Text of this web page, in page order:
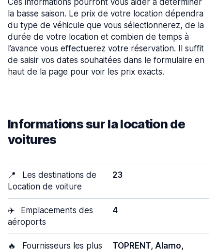
Ces informations pourront vous aider à déterminer
la basse saison. Le prix de votre location dépendra
du type de véhicule que vous sélectionnerez, de la
durée de votre location et combien de temps à
l’avance vous effectuerez votre réservation. Il suffit
de saisir vos dates souhaitées dans le formulaire en
haut de la page pour voir les prix exacts.
Informations sur la location de
voitures
📍
Les destinations de
Location de voiture
23
✈️
Emplacements des
aéroports
4
🔥
Fournisseurs les plus
TOPRENT, Alamo,